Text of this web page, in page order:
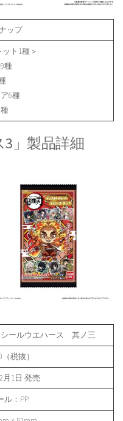
ップ
ト1種＞
種
6種
」製品詳細
シールウエハース 其ノ三
（税抜）
月1日 発売
ル：PP